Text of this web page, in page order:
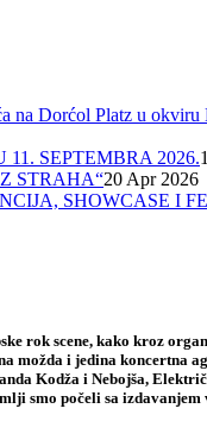
na Dorćol Platz u okviru
SEPTEMBRA 2026.
STRAHA“20 Apr 2026
SHOWCASE I
rok scene, kako kroz
možda i jedina
Kodža i Nebojša,
smo počeli sa